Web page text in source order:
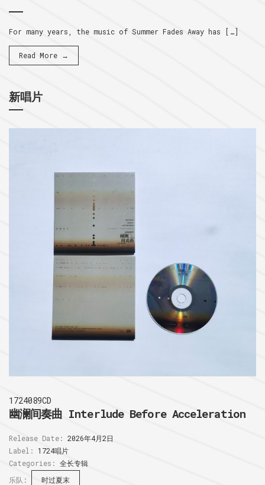
For many years, the music of Summer Fades Away has […]
Read More →
新唱片
1724089CD
幽澜间奏曲 Interlude Before Acceleration
Release Date: 2026年4月2日
Label:
1724唱片
Categories: 全长专辑
乐队:
时过夏末